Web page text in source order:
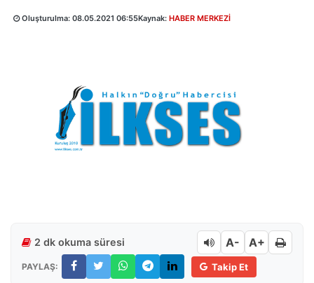
Oluşturulma: 08.05.2021 06:55Kaynak: HABER MERKEZİ
2 dk okuma süresi A- A+
PAYLAŞ: Takip Et